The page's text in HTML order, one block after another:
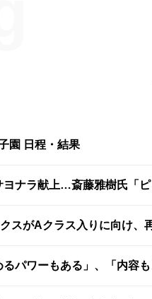
園 日程・結果
ヨナラ献上…斎藤雅樹氏「
スがAクラス入りに向け
パワーもある」、「内容